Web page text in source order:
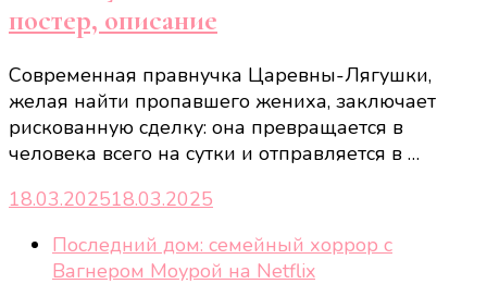
постер, описание
Современная правнучка Царевны-Лягушки,
желая найти пропавшего жениха, заключает
рискованную сделку: она превращается в
человека всего на сутки и отправляется в …
18.03.202518.03.2025
Последний дом: семейный хоррор с
Вагнером Моурой на Netflix